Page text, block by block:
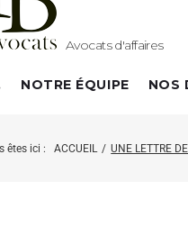
Avocats d'affaires
NOTRE ÉQUIPE NOS
êtes ici : ACCUEIL / UNE LETTRE